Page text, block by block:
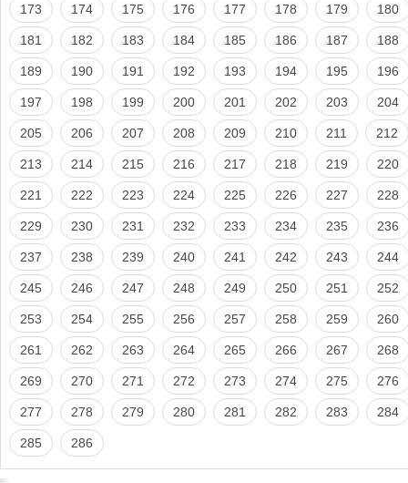
173 174 175 176 177 178 179 180
181 182 183 184 185 186 187 188
189 190 191 192 193 194 195 196
197 198 199 200 201 202 203 204
205 206 207 208 209 210 211 212
213 214 215 216 217 218 219 220
221 222 223 224 225 226 227 228
229 230 231 232 233 234 235 236
237 238 239 240 241 242 243 244
245 246 247 248 249 250 251 252
253 254 255 256 257 258 259 260
261 262 263 264 265 266 267 268
269 270 271 272 273 274 275 276
277 278 279 280 281 282 283 284
285 286